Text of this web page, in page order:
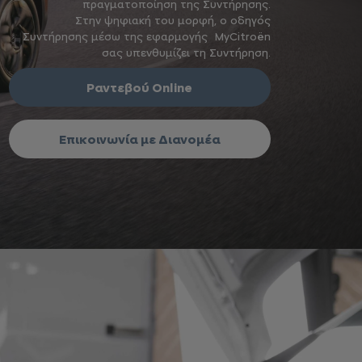
πραγματοποίηση της Συντήρησης.
Στην ψηφιακή του μορφή, ο οδηγός
Συντήρησης μέσω της εφαρμογής MyCitroën
σας υπενθυμίζει τη Συντήρηση.
Ραντεβού Online
Επικοινωνία με Διανομέα